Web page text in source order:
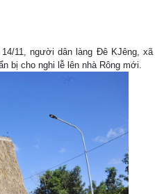
11, người dân làng Đê KJêng, xã
bị cho nghi lễ lên nhà Rông mới.